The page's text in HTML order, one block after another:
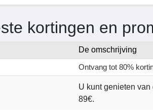
kortingen en
De omschrijving
Ontvang tot 80%
U kunt genieten
89€.